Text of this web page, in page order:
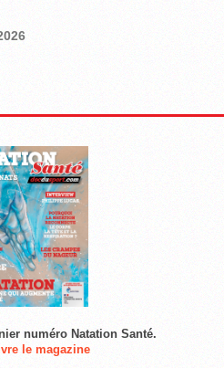
numéro Natation Santé.
le magazine